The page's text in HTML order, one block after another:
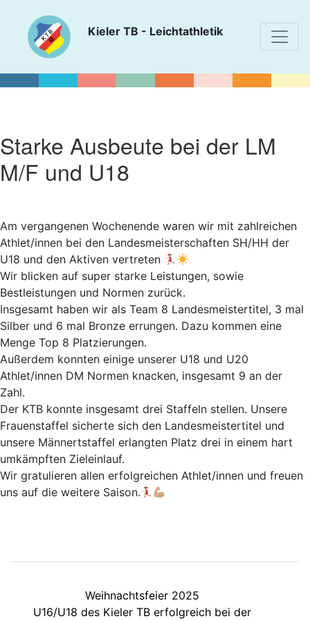
Kieler TB - Leichtathletik
Starke Ausbeute bei der LM
M/F und U18
Am vergangenen Wochenende waren wir mit zahlreichen
Athlet/innen bei den Landesmeisterschaften SH/HH der
U18 und den Aktiven vertreten
Wir blicken auf super starke Leistungen, sowie
Bestleistungen und Normen zurück.
Insgesamt haben wir als Team 8 Landesmeistertitel, 3 mal
Silber und 6 mal Bronze errungen. Dazu kommen eine
Menge Top 8 Platzierungen.
Außerdem konnten einige unserer U18 und U20
Athlet/innen DM Normen knacken, insgesamt 9 an der
Zahl.
Der KTB konnte insgesamt drei Staffeln stellen. Unsere
Frauenstaffel sicherte sich den Landesmeistertitel und
unsere Männertstaffel erlangten Platz drei in einem hart
umkämpften Zieleinlauf.
Wir gratulieren allen erfolgreichen Athlet/innen und freuen
uns auf die weitere Saison.
Weihnachtsfeier 2025
U16/U18 des Kieler TB erfolgreich bei der